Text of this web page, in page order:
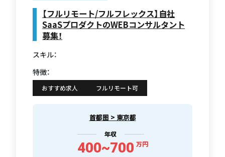
【フルリモート/フルフレックス】自社
SaaSプロダクトのWEBコンサルタント
募集！
スキル：
特徴：
おすすめ求人 フルリモート可
首都圏 > 東京都
年収
400~700 万円